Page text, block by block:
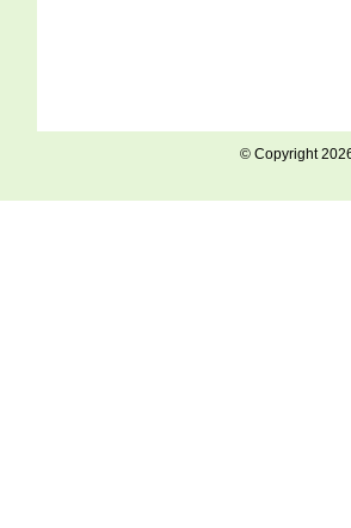
© Copyright